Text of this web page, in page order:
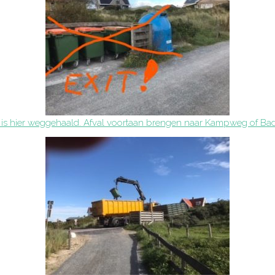
hier weggehaald. Afval voortaan brengen naar Kampweg of